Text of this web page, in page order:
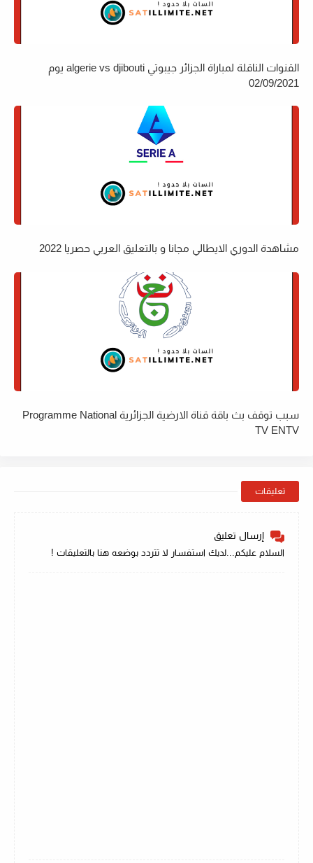
القنوات الناقلة لمباراة الجزائر جيبوتي algerie vs djibouti يوم
02/09/2021
مشاهدة الدوري الايطالي مجانا و بالتعليق العربي حصريا 2022
سبب توقف بث باقة قناة الارضية الجزائرية Programme National
TV ENTV
تعليقات
إرسال تعليق
السلام عليكم...لديك استفسار لا تتردد بوضعه هنا بالتعليقات !